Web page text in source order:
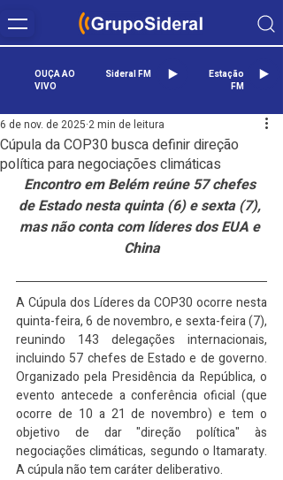
OUÇA AO
VIVO
Sideral FM
Estação
FM
Cúpula da COP30 busca definir direção
política para negociações climáticas
6 de nov. de 2025 2 min de leitura
Encontro em Belém reúne 57 chefes
de Estado nesta quinta (6) e sexta (7),
mas não conta com líderes dos EUA e
China
A Cúpula dos Líderes da COP30 ocorre nesta
quinta-feira, 6 de novembro, e sexta-feira (7),
reunindo 143 delegações internacionais,
incluindo 57 chefes de Estado e de governo.
Organizado pela Presidência da República, o
evento antecede a conferência oficial (que
ocorre de 10 a 21 de novembro) e tem o
objetivo de dar "direção política" às
negociações climáticas, segundo o Itamaraty.
A cúpula não tem caráter deliberativo.